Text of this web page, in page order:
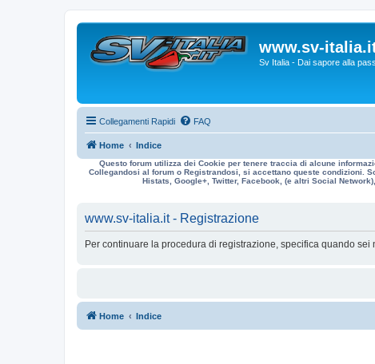
www.sv-
Sv Italia - Dai sapore alla
Collegamenti Rapidi FAQ
Home Indice
Questo forum utilizza dei Cookie per tenere traccia di alcune
Collegandosi al forum o Registrandosi, si accettano queste condizioni.
Histats, Google+, Twitter, Facebook, (e altri Social
www.sv-italia.it - Registrazione
Per continuare la procedura di registrazione, specifica quando sei
Home Indice